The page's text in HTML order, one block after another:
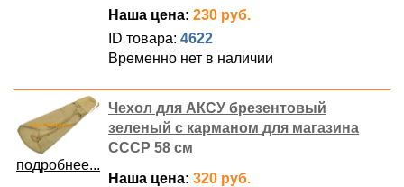
Наша цена: 230 руб.
ID товара: 4622
Временно нет в наличии
подробнее...
Чехол для АКСУ брезентовый
зеленый с карманом для магазина
СССР 58 см
Наша цена: 320 руб.